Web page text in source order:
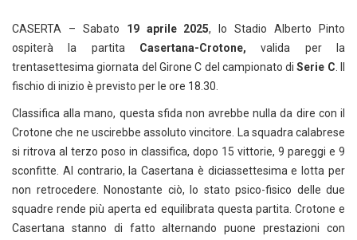
CASERTA – Sabato 19 aprile 2025, lo Stadio Alberto Pinto
ospiterà la partita Casertana-Crotone, valida per la
trentasettesima giornata del Girone C del campionato diSerie C. Il
fischio di inizio è previsto per le ore 18.30.
Classifica alla mano, questa sfida non avrebbe nulla da dire con il
Crotone che ne uscirebbe assoluto vincitore. La squadra calabrese
si ritrova al terzo poso in classifica, dopo 15 vittorie, 9 pareggi e 9
sconfitte. Al contrario, la Casertana è diciassettesima e lotta per
non retrocedere. Nonostante ciò, lo stato psico-fisico delle due
squadre rende più aperta ed equilibrata questa partita. Crotone e
Casertana stanno di fatto alternando puone prestazioni con